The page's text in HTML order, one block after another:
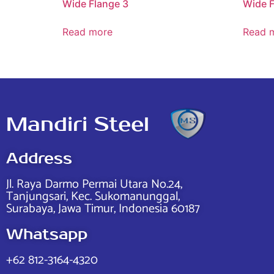
Wide Flange 3
Read more
Wide
Read
Mandiri Steel
Address
Jl. Raya Darmo Permai Utara No.24,
Tanjungsari, Kec. Sukomanunggal,
Surabaya, Jawa Timur, Indonesia 60187
Whatsapp
+62 812-3164-4320